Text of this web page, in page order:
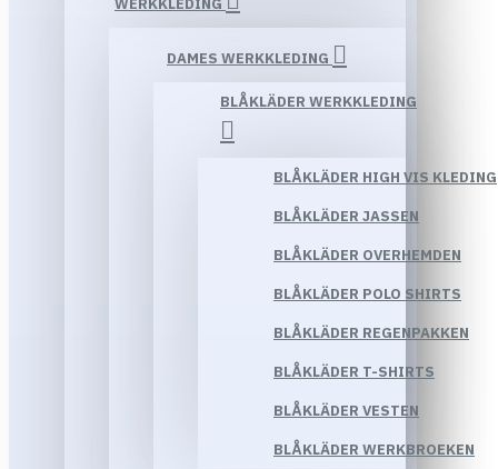
WERKKLEDING
DAMES WERKKLEDING
BLÅKLÄDER WERKKLEDING
BLÅKLÄDER HIGH VIS KLEDING
BLÅKLÄDER JASSEN
BLÅKLÄDER OVERHEMDEN
BLÅKLÄDER POLO SHIRTS
BLÅKLÄDER REGENPAKKEN
BLÅKLÄDER T-SHIRTS
BLÅKLÄDER VESTEN
BLÅKLÄDER WERKBROEKEN